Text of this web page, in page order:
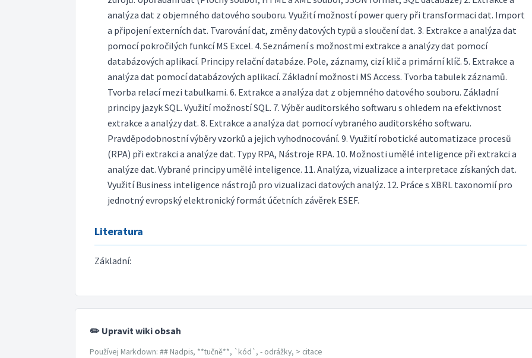
analýza dat z objemného datového souboru. Využití možností power query při transformaci dat. Import
a připojení externích dat. Tvarování dat, změny datových typů a sloučení dat. 3. Extrakce a analýza dat
pomocí pokročilých funkcí MS Excel. 4. Seznámení s možnostmi extrakce a analýzy dat pomocí
databázových aplikací. Principy relační databáze. Pole, záznamy, cizí klič a primární klíč. 5. Extrakce a
analýza dat pomocí databázových aplikací. Základní možnosti MS Access. Tvorba tabulek záznamů.
Tvorba relací mezi tabulkami. 6. Extrakce a analýza dat z objemného datového souboru. Základní
principy jazyk SQL. Využití možností SQL. 7. Výběr auditorského softwaru s ohledem na efektivnost
extrakce a analýzy dat. 8. Extrakce a analýza dat pomocí vybraného auditorského softwaru.
Pravděpodobnostní výběry vzorků a jejich vyhodnocování. 9. Využití robotické automatizace procesů
(RPA) při extrakci a analýze dat. Typy RPA, Nástroje RPA. 10. Možnosti umělé inteligence při extrakci a
analýze dat. Vybrané principy umělé inteligence. 11. Analýza, vizualizace a interpretace získaných dat.
Využití Business inteligence nástrojů pro vizualizaci datových analýz. 12. Práce s XBRL taxonomií pro
jednotný evropský elektronický formát účetních závěrek ESEF.
Literatura
Základní:
✏️ Upravit wiki obsah
Používej Markdown: ## Nadpis, **tučně**, `kód`, - odrážky, > citace